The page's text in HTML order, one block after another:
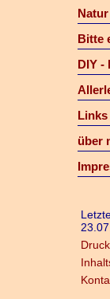
Natur
Bitte
DIY -
Links
über